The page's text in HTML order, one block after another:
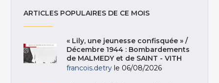
ARTICLES POPULAIRES DE CE MOIS
« Lily, une jeunesse confisquée » /
Décembre 1944 : Bombardements
de MALMEDY et de SAINT - VITH
francois.detry le 06/08/2026